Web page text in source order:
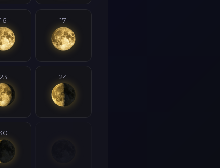
16 17
23 24
1